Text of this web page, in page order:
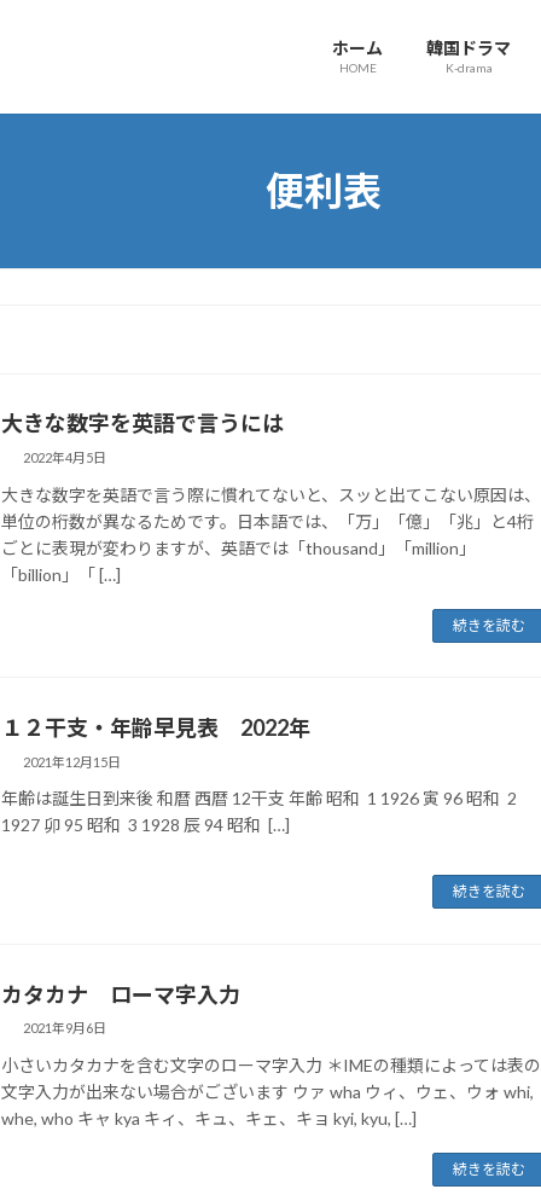
ホーム
HOME
韓国ドラマ
K-drama
便利表
大きな数字を英語で言うには
2022年4月5日
大きな数字を英語で言う際に慣れてないと、スッと出てこない原因は、
単位の桁数が異なるためです。日本語では、「万」「億」「兆」と4桁
ごとに表現が変わりますが、英語では「thousand」「million」
「billion」「 […]
続きを読む
１２干支・年齢早見表 2022年
2021年12月15日
年齢は誕生日到来後 和暦 西暦 12干支 年齢 昭和 1 1926 寅 96 昭和 2
1927 卯 95 昭和 3 1928 辰 94 昭和 […]
続きを読む
カタカナ ローマ字入力
2021年9月6日
小さいカタカナを含む文字のローマ字入力 ＊IMEの種類によっては表の
文字入力が出来ない場合がございます ウァ wha ウィ、ウェ、ウォ whi,
whe, who キャ kya キィ、キュ、キェ、キョ kyi, kyu, […]
続きを読む